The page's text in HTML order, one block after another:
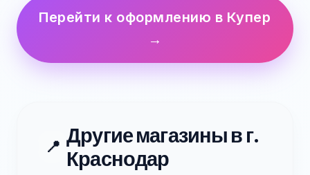
Перейти к оформлению в Купер
→
📍 Другие магазины в г.
Краснодар